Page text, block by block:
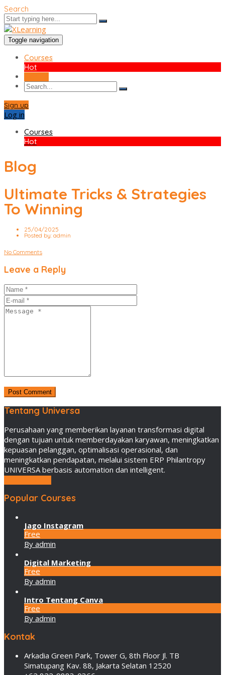
Search
Toggle navigation
Courses
Hot
Sign up
Log in
Courses
Hot
Blog
Ultimate Tricks & Strategies
To Winning
25/04/2025
Posted by: admin
No Comments
Leave a Reply
Tentang Universa
Perusahaan yang memberikan layanan transformasi digital
dengan tujuan untuk memberdayakan karyawan, meningkatkan
kepuasan pelanggan, optimalisasi operasional, dan
meningkatkan pendapatan, melalui sistem ERP Philantropy
UNIVERSA berbasis automation dan intelligent.
Popular Courses
Jago Instagram
Free
By admin
Digital Marketing
Free
By admin
Intro Tentang Canva
Free
By admin
Kontak
Arkadia Green Park, Tower G, 8th Floor Jl. TB
Simatupang Kav. 88, Jakarta Selatan 12520